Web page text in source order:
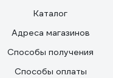
Каталог
Адреса магазинов
Способы получения
Способы оплаты